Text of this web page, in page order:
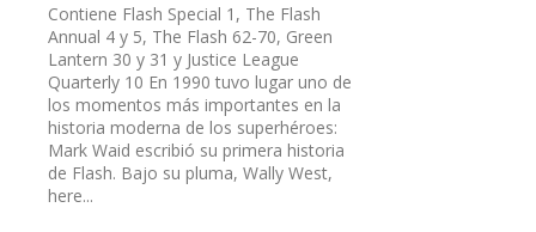
Contiene Flash Special 1, The Flash
Annual 4 y 5, The Flash 62-70, Green
Lantern 30 y 31 y Justice League
Quarterly 10 En 1990 tuvo lugar uno de
los momentos más importantes en la
historia moderna de los superhéroes:
Mark Waid escribió su primera historia
de Flash. Bajo su pluma, Wally West,
here...